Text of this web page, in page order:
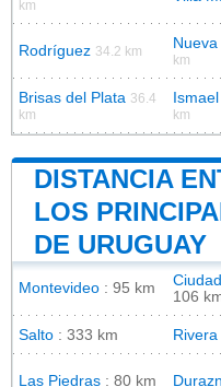
km
Rodríguez 34.2 km
km
Brisas del Plata 36.4
km
km
DISTANCIA
LOS
DE URUGUAY
Montevideo : 95 km
106
Salto : 333 km Rivera
Las Piedras : 80 km